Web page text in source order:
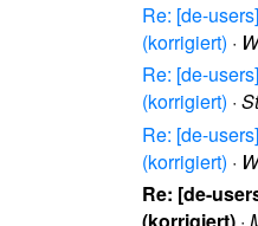
Re: [de-
(korrigiert) ·
Re: [de-
(korrigiert) ·
Re: [de-
(korrigiert) ·
Re: [de-
(korrigiert) ·